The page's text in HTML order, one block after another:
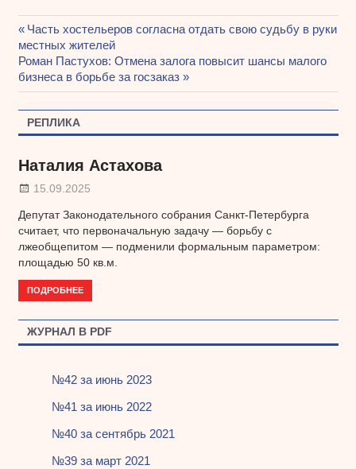
Навигация
по
записям
Предыдущая
запись:
Часть хостельеров согласна отдать свою судьбу в руки
местных жителей
Следующая
запись:
Роман Пастухов: Отмена залога повысит шансы малого
бизнеса в борьбе за госзаказ
РЕПЛИКА
Наталия Астахова
15.09.2025
Депутат Законодательного собрания Санкт-Петербурга
считает, что первоначальную задачу — борьбу с
лжеобщепитом — подменили формальным параметром:
площадью 50 кв.м.
ПОДРОБНЕЕ
ЖУРНАЛ В PDF
№42 за июнь 2023
№41 за июнь 2022
№40 за сентябрь 2021
№39 за март 2021